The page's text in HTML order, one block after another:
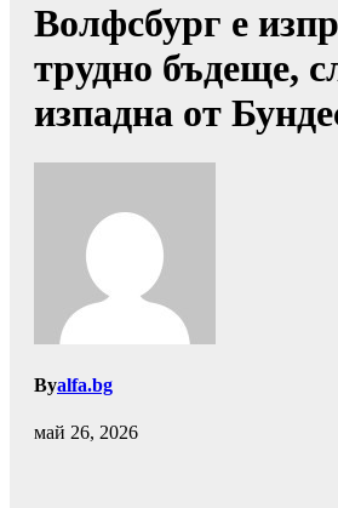
Волфсбург е
трудно бъдеще,
изпадна от
Byalfa.bg
май 26, 2026